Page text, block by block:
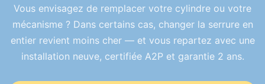
Vous envisagez de remplacer votre cylindre ou votre
mécanisme ? Dans certains cas, changer la serrure en
entier revient moins cher — et vous repartez avec une
installation neuve, certifiée A2P et garantie 2 ans.